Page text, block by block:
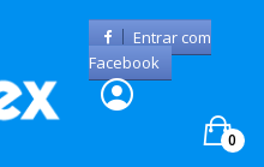
Entrar com
Facebook
0